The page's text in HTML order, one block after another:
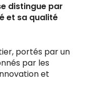
distingue par
et sa qualité
portés par un
par les
et